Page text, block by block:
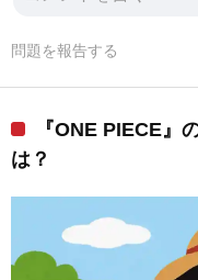
問題を報告する
『ONE PIECE』
は？